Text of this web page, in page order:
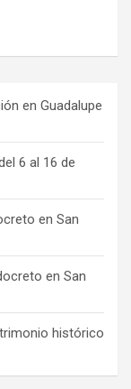
en Guadalupe
6 al 16 de
en San
en San
histórico